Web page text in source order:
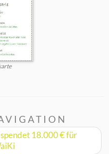
18.000 € für